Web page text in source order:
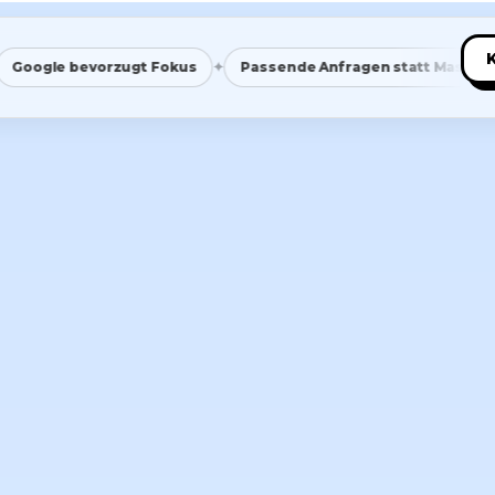
bevorzugt Fokus ✦ Passende Anfragen statt Masse ✦